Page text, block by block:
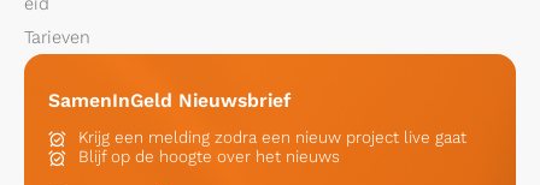
Tarieven
SamenInGeld Nieuwsbrief
Krijg een melding zodra een nieuw project live gaat
Blijf op de hoogte over het nieuws